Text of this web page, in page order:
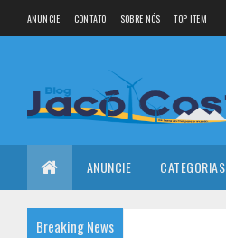
ANUNCIE CONTATO SOBRE NÓS TOP ITEM
ANUNCIE CATEGORIAS
Breaking News